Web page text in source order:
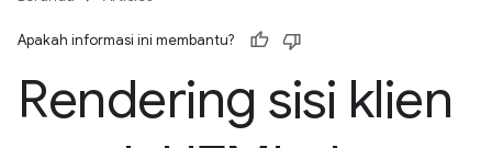
Apakah informasi ini membantu?
Rendering sisi klien